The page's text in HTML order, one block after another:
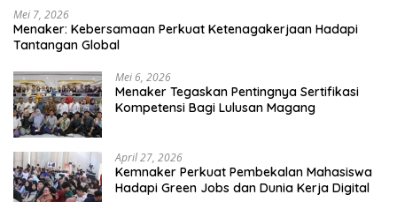
Mei 7, 2026
Menaker: Kebersamaan Perkuat Ketenagakerjaan Hadapi
Tantangan Global
Mei 6, 2026
Menaker Tegaskan Pentingnya Sertifikasi
Kompetensi Bagi Lulusan Magang
April 27, 2026
Kemnaker Perkuat Pembekalan Mahasiswa
Hadapi Green Jobs dan Dunia Kerja Digital